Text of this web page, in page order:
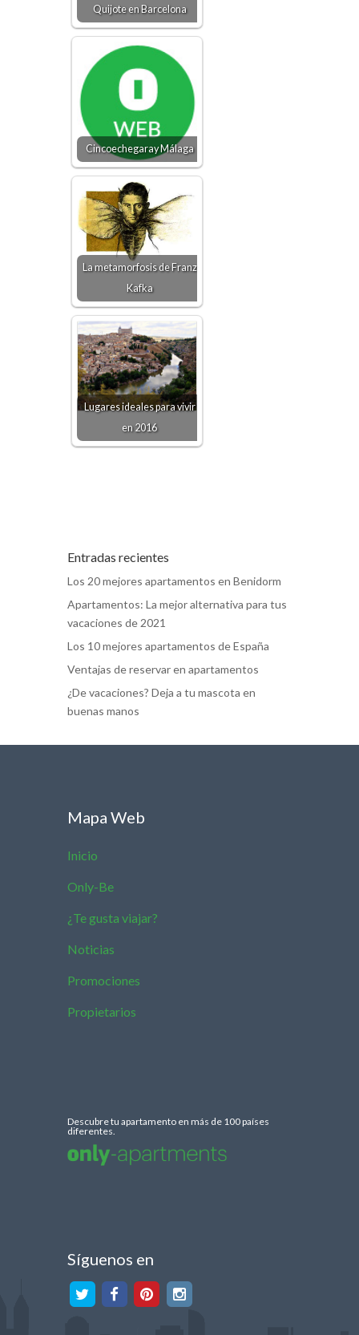
Quijote en Barcelona
Cincoechegaray Málaga
La metamorfosis de Franz
Kafka
Lugares ideales para vivir
en 2016
Entradas recientes
Los 20 mejores apartamentos en Benidorm
Apartamentos: La mejor alternativa para tus
vacaciones de 2021
Los 10 mejores apartamentos de España
Ventajas de reservar en apartamentos
¿De vacaciones? Deja a tu mascota en
buenas manos
Mapa Web
Inicio
Only-Be
¿Te gusta viajar?
Noticias
Promociones
Propietarios
Descubre tu apartamento en más de 100 países
diferentes.
Síguenos en